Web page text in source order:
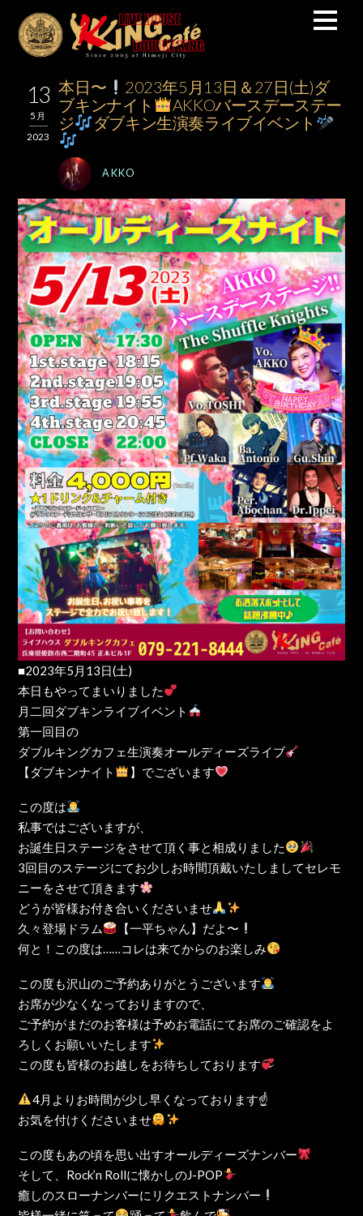
13
5月
2023
本日〜
2023年5月13日＆27日(土)ダ
ブキンナイト
AKKOバースデーステー
ジ
ダブキン生演奏ライブイベント
AKKO
■2023年5月13日(土)
本日もやってまいりました
月二回ダブキンライブイベント
第一回目の
ダブルキングカフェ生演奏オールディーズライブ
【ダブキンナイト
】でございます
この度は
私事ではございますが、
お誕生日ステージをさせて頂く事と相成りました
3回目のステージにてお少しお時間頂戴いたしましてセレモ
ニーをさせて頂きます
どうが皆様お付き合いくださいませ
久々登場ドラム
【一平ちゃん】だよ〜
何と！この度は……コレは来てからのお楽しみ
この度も沢山のご予約ありがとうございます
お席が少なくなっておりますので、
ご予約がまだのお客様は予めお電話にてお席のご確認をよ
ろしくお願いいたします
この度も皆様のお越しをお待ちしております
4月よりお時間が少し早くなっております☝
お気を付けくださいませ
この度もあの頃を思い出すオールディーズナンバー
そして、Rock’n Rollに懐かしのJ-POP
癒しのスローナンバーにリクエストナンバー